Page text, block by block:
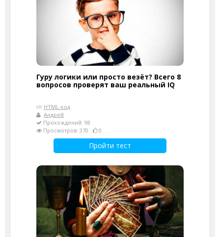
Гуру логики или просто везёт? Всего 8
вопросов проверят ваш реальный IQ
HTML-код
Андрей
Прохождений: 98
Просмотров: 370
0
Пройти тест